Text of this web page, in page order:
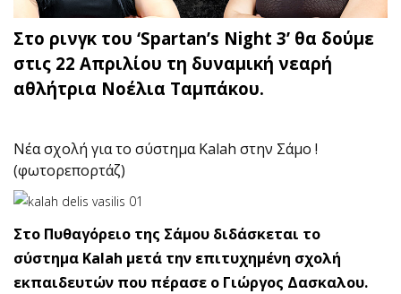
Στο ρινγκ του ‘Spartan’s Night 3’ θα δούμε
στις 22 Απριλίου τη δυναμική νεαρή
αθλήτρια Nοέλια Ταμπάκου.
Νέα σχολή για το σύστημα Kalah στην Σάμο !
(φωτορεπορτάζ)
Στο Πυθαγόρειο της Σάμου διδάσκεται το
σύστημα Kalah μετά την επιτυχημένη σχολή
εκπαιδευτών που πέρασε ο Γιώργος Δασκαλου.